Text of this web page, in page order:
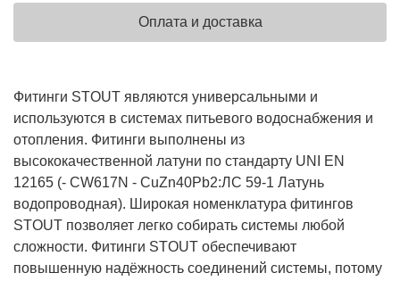
Оплата и доставка
Фитинги STOUT являются универсальными и
используются в системах питьевого водоснабжения и
отопления. Фитинги выполнены из
высококачественной латуни по стандарту UNI EN
12165 (- CW617N - CuZn40Pb2:ЛС 59-1 Латунь
водопроводная). Широкая номенклатура фитингов
STOUT позволяет легко собирать системы любой
сложности. Фитинги STOUT обеспечивают
повышенную надёжность соединений системы, потому